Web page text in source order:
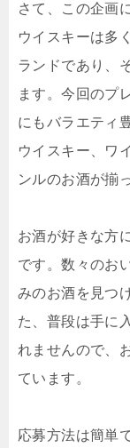
さて、この企画
ウイスキーは多
ランドであり、
ます。今回のプ
にもバラエティ
ウイスキー、ワ
ンルのお酒が揃
お酒が好きな方
です。数々のお
みのお酒を見つ
た、普段は手に
れませんので、
ています。
応募方法は簡単